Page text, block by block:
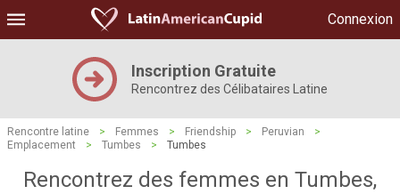
Connexion
Inscription Gratuite
Rencontrez des Célibataires Latine
Rencontre latine > Femmes > Friendship > Peruvian
>
Emplacement
> Tumbes > Tumbes
Rencontrez des femmes en Tumbes,